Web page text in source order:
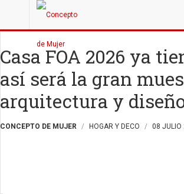
Casa FOA 2026 ya
así será la gran
arquitectura y
CONCEPTO DE MUJER HOGAR Y DECO 08 JULIO